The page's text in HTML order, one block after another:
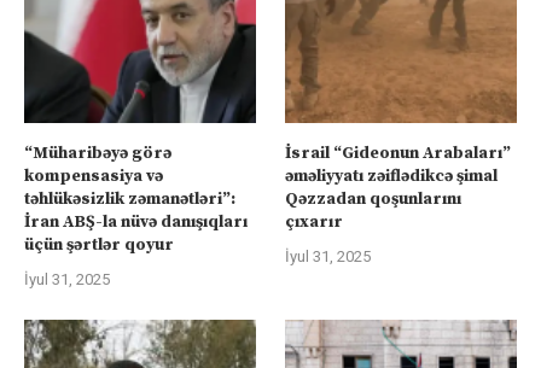
“Müharibəyə görə
kompensasiya və
təhlükəsizlik zəmanətləri”:
İran ABŞ-la nüvə danışıqları
üçün şərtlər qoyur
İyul 31, 2025
İsrail “Gideonun Arabaları”
əməliyyatı zəiflədikcə şimal
Qəzzadan qoşunlarını
çıxarır
İyul 31, 2025